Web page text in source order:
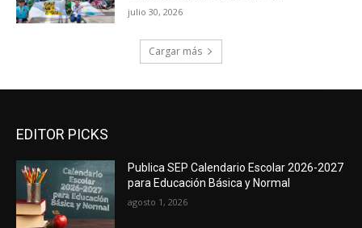
julio 30, 2026
Cargar más
EDITOR PICKS
Publica SEP Calendario Escolar 2026-2027
para Educación Básica y Normal
agosto 1, 2026